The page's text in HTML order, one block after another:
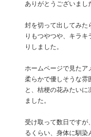
ありがとうございまし
封を切って出してみた
りもつやつや、キラキ
りしました。
ホームページで見たア
柔らかで優しそうな雰
と、桔梗の花みたいに
ました。
受け取って数日ですが
るくらい、身体に馴染